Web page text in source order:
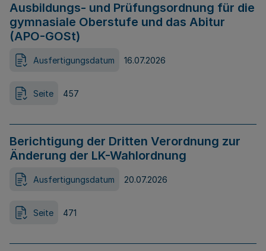
Ausbildungs- und Prüfungsordnung für die
gymnasiale Oberstufe und das Abitur
(APO-GOSt)
Ausfertigungsdatum 16.07.2026
Seite 457
Berichtigung der Dritten Verordnung zur
Änderung der LK-Wahlordnung
Ausfertigungsdatum 20.07.2026
Seite 471